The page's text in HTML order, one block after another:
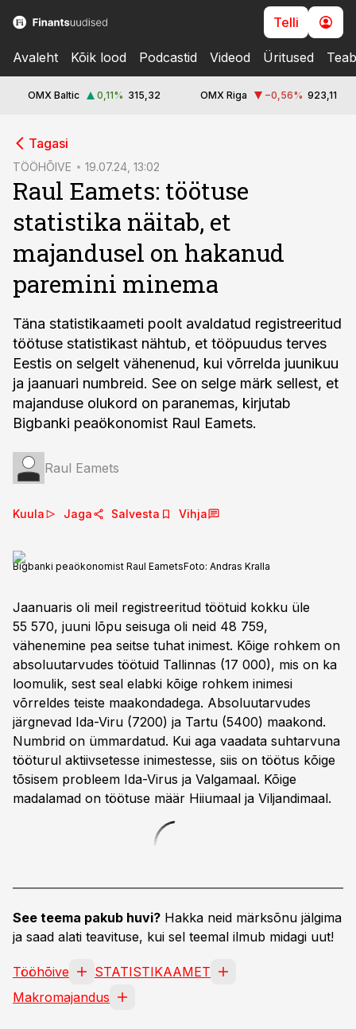
Telli
Avaleht Kõik lood Podcastid Videod Üritused
OMX Baltic 0,11% 315,32 OMX Riga −0,56% 923,11
Tagasi
TÖÖHÕIVE 19.07.24, 13:02
Raul Eamets: töötuse
statistika näitab, et
majandusel on hakanud
paremini minema
Täna statistikaameti poolt avaldatud registreeritud
töötuse statistikast nähtub, et tööpuudus terves
Eestis on selgelt vähenenud, kui võrrelda juunikuu
ja jaanuari numbreid. See on selge märk sellest, et
majanduse olukord on paranemas, kirjutab
Bigbanki peaökonomist Raul Eamets.
Raul Eamets
Kuula Jaga Salvesta Vihja
Bigbanki peaökonomist Raul EametsFoto: Andras Kralla
Jaanuaris oli meil registreeritud töötuid kokku üle
55 570, juuni lõpu seisuga oli neid 48 759,
vähenemine pea seitse tuhat inimest. Kõige rohkem on
absoluutarvudes töötuid Tallinnas (17 000), mis on ka
loomulik, sest seal elabki kõige rohkem inimesi
võrreldes teiste maakondadega. Absoluutarvudes
järgnevad Ida-Viru (7200) ja Tartu (5400) maakond.
Numbrid on ümmardatud. Kui aga vaadata suhtarvuna
tööturul aktiivsetesse inimestesse, siis on töötus kõige
tõsisem probleem Ida-Virus ja Valgamaal. Kõige
madalamad on töötuse määr Hiiumaal ja Viljandimaal.
See teema pakub huvi? Hakka neid märksõnu jälgima
ja saad alati teavituse, kui sel teemal ilmub midagi uut!
Tööhõive
STATISTIKAAMET
Makromajandus